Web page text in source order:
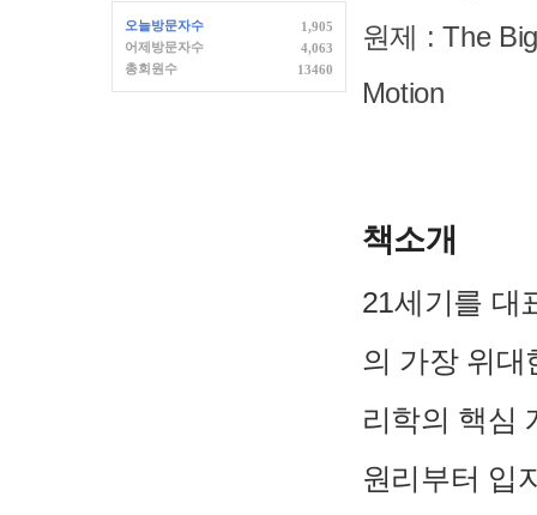
오늘방문자수
1,905
어제방문자수
4,063
총회원수
13460
원제 : The
Motion
책소개
21세기를 대
의 가장 위대
리학의 핵심
원리부터 입